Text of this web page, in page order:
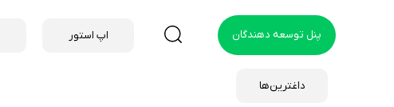
پنل توسعه دهندگان اپ استور
داغترین‌ها